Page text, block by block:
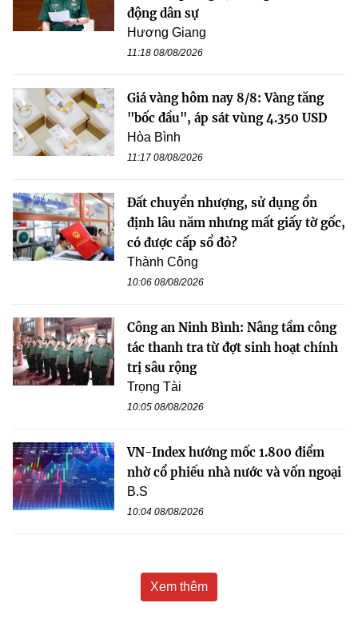
động dân sự
Hương Giang
11:18 08/08/2026
Giá vàng hôm nay 8/8: Vàng tăng
"bốc đầu", áp sát vùng 4.350 USD
Hòa Bình
11:17 08/08/2026
Đất chuyển nhượng, sử dụng ổn
định lâu năm nhưng mất giấy tờ gốc,
có được cấp sổ đỏ?
Thành Công
10:06 08/08/2026
Công an Ninh Bình: Nâng tầm công
tác thanh tra từ đợt sinh hoạt chính
trị sâu rộng
Trọng Tài
10:05 08/08/2026
VN-Index hướng mốc 1.800 điểm
nhờ cổ phiếu nhà nước và vốn ngoại
B.S
10:04 08/08/2026
Xem thêm